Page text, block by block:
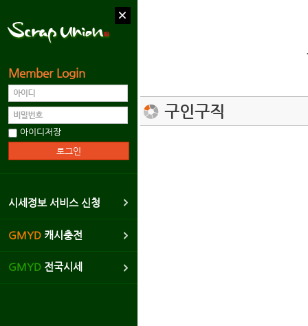
Member Login
아이디저장
시세정보 서비스 신청
GMYD 캐시충전
GMYD 전국시세
커뮤니티
가입인사
고비일기
사건사고
구인구직